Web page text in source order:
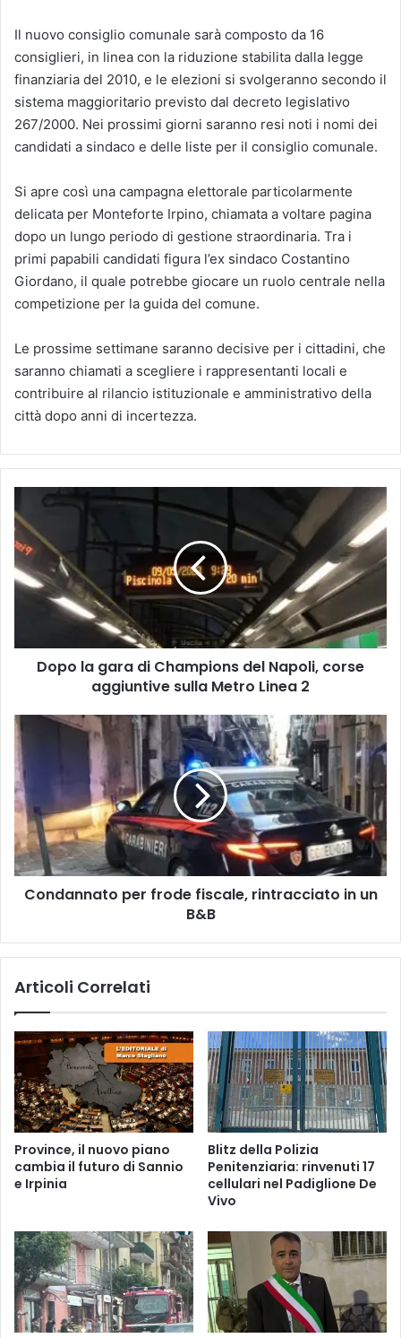
Il nuovo consiglio comunale sarà composto da 16
consiglieri, in linea con la riduzione stabilita dalla legge
finanziaria del 2010, e le elezioni si svolgeranno secondo il
sistema maggioritario previsto dal decreto legislativo
267/2000. Nei prossimi giorni saranno resi noti i nomi dei
candidati a sindaco e delle liste per il consiglio comunale.
Si apre così una campagna elettorale particolarmente
delicata per Monteforte Irpino, chiamata a voltare pagina
dopo un lungo periodo di gestione straordinaria. Tra i
primi papabili candidati figura l’ex sindaco Costantino
Giordano, il quale potrebbe giocare un ruolo centrale nella
competizione per la guida del comune.
Le prossime settimane saranno decisive per i cittadini, che
saranno chiamati a scegliere i rappresentanti locali e
contribuire al rilancio istituzionale e amministrativo della
città dopo anni di incertezza.
la
gara
di
Champions
del
aggiuntive
sulla
2
Dopo la gara di Champions del Napoli, corse
aggiuntive sulla Metro Linea 2
Condannato
per
frode
fiscale,
rintracciato
in
un
B&B
Condannato per frode fiscale, rintracciato in un
B&B
Articoli Correlati
Province, il nuovo piano
cambia il futuro di Sannio
e Irpinia
Blitz della Polizia
Penitenziaria: rinvenuti 17
cellulari nel Padiglione De
Vivo